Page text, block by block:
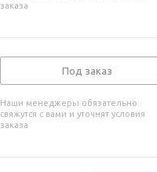
заказа
Под заказ
Наши менеджеры обязательно
свяжутся с вами и уточнят условия
заказа